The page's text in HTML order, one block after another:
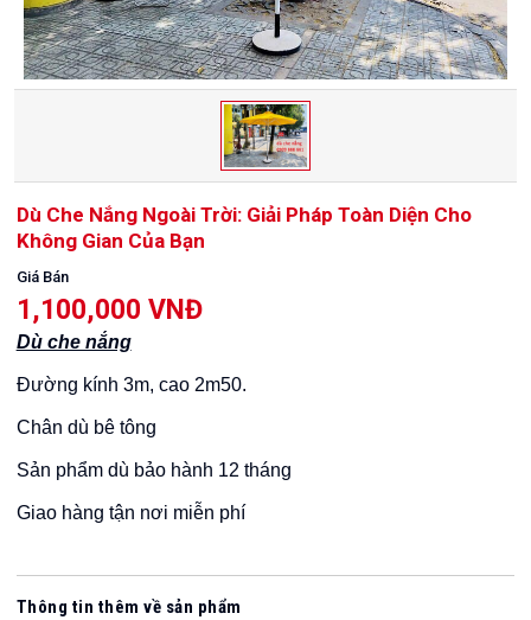
Dù Che Nắng Ngoài Trời: Giải Pháp Toàn Diện Cho
Không Gian Của Bạn
Giá Bán
1,100,000 VNĐ
Dù che nắng
Đường kính 3m, cao 2m50.
Chân dù bê tông
Sản phẩm dù bảo hành 12 tháng
Giao hàng tận nơi miễn phí
Thông tin thêm về sản phẩm